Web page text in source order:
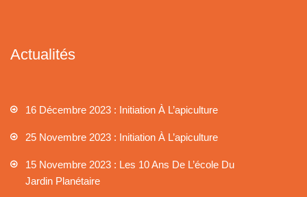
Actualités
16 Décembre 2023 : Initiation À L’apiculture
25 Novembre 2023 : Initiation À L’apiculture
15 Novembre 2023 : Les 10 Ans De L’école Du
Jardin Planétaire